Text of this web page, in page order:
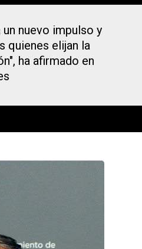
nuevo impulso y
quienes elijan la
ha afirmado en